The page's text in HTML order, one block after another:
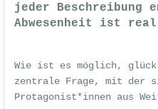
jeder Beschreibung
Abwesenheit ist
Wie ist es möglich,
zentrale Frage, mit der
Protagonist*innen aus